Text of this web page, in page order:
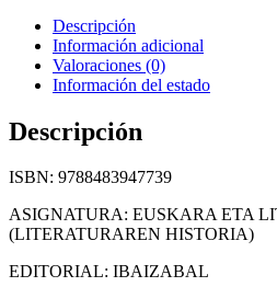
Descripción
Información adicional
Valoraciones (0)
Información del estado
Descripción
ISBN: 9788483947739
ASIGNATURA: EUSKARA ETA
(LITERATURAREN HISTORIA)
EDITORIAL: IBAIZABAL